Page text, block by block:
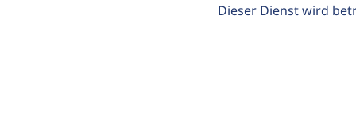
Dieser Dienst wird